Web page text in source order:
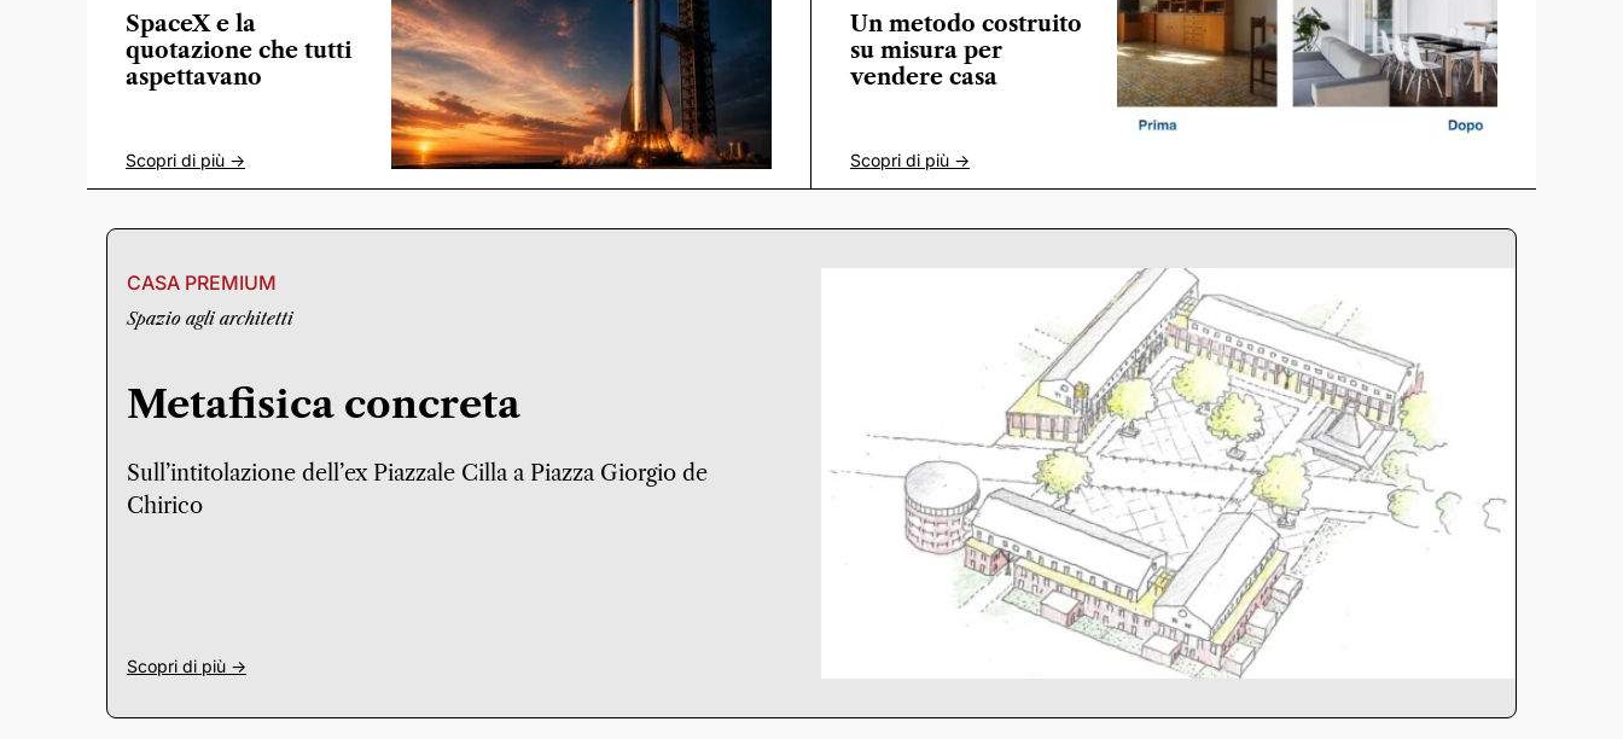
SpaceX e la
quotazione che tutti
aspettavano
Scopri di più ->
Un metodo costruito
su misura per
vendere casa
Scopri di più ->
CASA PREMIUM
Spazio agli architetti
Metafisica concreta
Sull’intitolazione dell’ex Piazzale Cilla a Piazza Giorgio de
Chirico
Scopri di più ->